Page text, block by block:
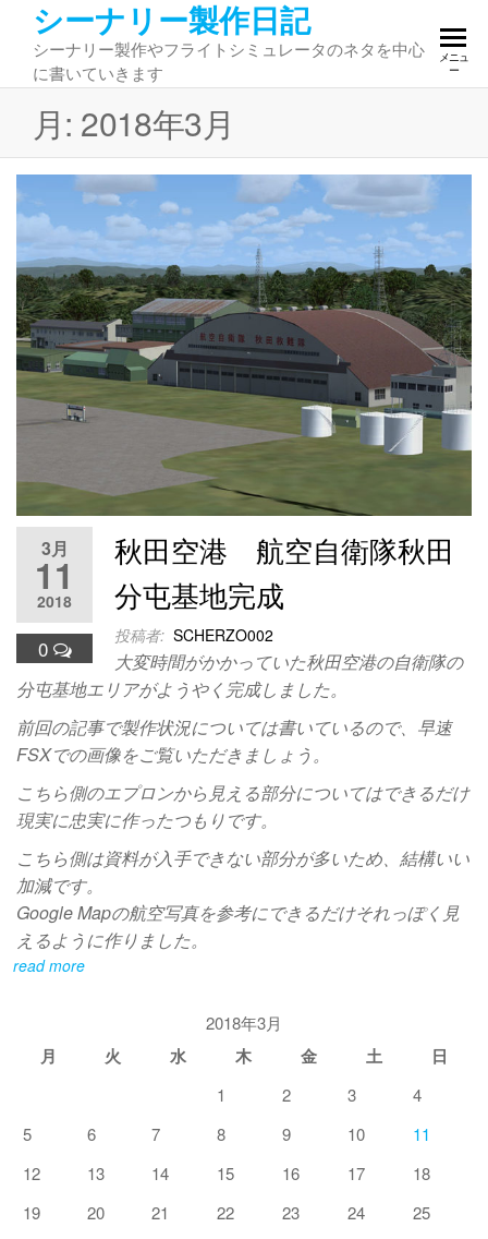
ン
シーナリー製作日記
シーナリー製作やフライトシミュレータのネタを中心
に書いていきます
メニュ
ー
月: 2018年3月
3月
11
2018
0
秋田空港 航空自衛隊秋田
分屯基地完成
投稿者: SCHERZO002
大変時間がかかっていた秋田空港の自衛隊の
分屯基地エリアがようやく完成しました。
前回の記事で製作状況については書いているので、早速
FSXでの画像をご覧いただきましょう。
こちら側のエプロンから見える部分についてはできるだけ
現実に忠実に作ったつもりです。
こちら側は資料が入手できない部分が多いため、結構いい
加減です。
Google Mapの航空写真を参考にできるだけそれっぽく見
えるように作りました。
read more
2018年3月
月 火 水 木 金 土 日
1 2 3
4
5
6 7 8 9 10
11
12
13 14 15 16 17
18
19
20 21 22 23 24
25